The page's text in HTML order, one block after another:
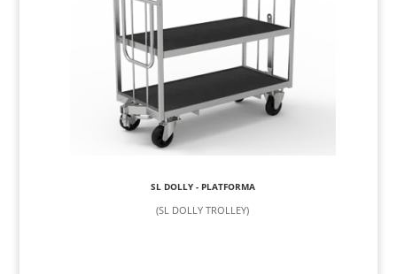
SL DOLLY - PLATFORMA
(SL DOLLY TROLLEY)